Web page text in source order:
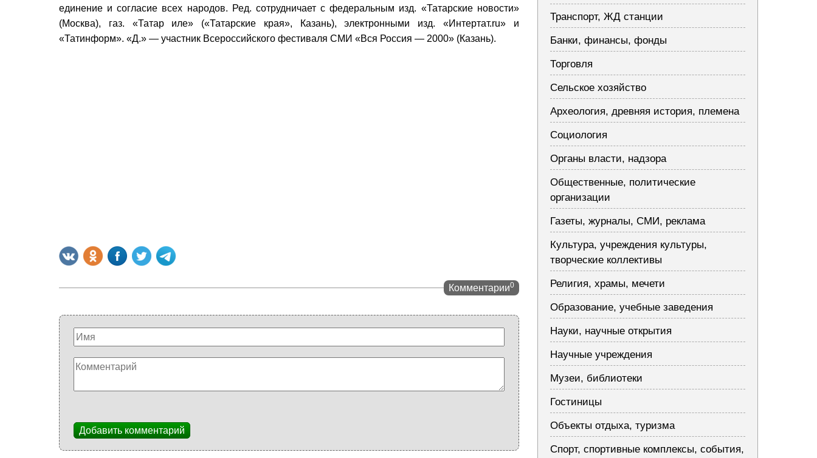
единение и согласие всех народов. Ред. сотрудничает с федеральным изд. «Татарские новости»
(Москва), газ. «Татар иле» («Татарские края», Казань), электронными изд. «Интертат.ru» и
«Татинформ». «Д.» — участник Всероссийского фестиваля СМИ «Вся Россия — 2000» (Казань).
Комментарии0
Добавить комментарий
Транспорт, ЖД станции
Банки, финансы, фонды
Торговля
Сельское хозяйство
Археология, древняя история, племена
Социология
Органы власти, надзора
Общественные, политические
организации
Газеты, журналы, СМИ, реклама
Культура, учреждения культуры,
творческие коллективы
Религия, храмы, мечети
Образование, учебные заведения
Науки, научные открытия
Научные учреждения
Музеи, библиотеки
Гостиницы
Объекты отдыха, туризма
Спорт, спортивные комплексы, события,